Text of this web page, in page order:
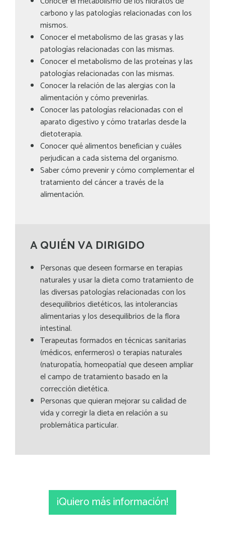
carbono y las patologías relacionadas con los
mismos.
Conocer el metabolismo de las grasas y las
patologías relacionadas con las mismas.
Conocer el metabolismo de las proteínas y las
patologías relacionadas con las mismas.
Conocer la relación de las alergias con la
alimentación y cómo prevenirlas.
Conocer las patologías relacionadas con el
aparato digestivo y cómo tratarlas desde la
dietoterapia.
Conocer qué alimentos benefician y cuáles
perjudican a cada sistema del organismo.
Saber cómo prevenir y cómo complementar el
tratamiento del cáncer a través de la
alimentación.
A QUIÉN VA DIRIGIDO
Personas que deseen formarse en terapias
naturales y usar la dieta como tratamiento de
las diversas patologías relacionadas con los
desequilibrios dietéticos, las intolerancias
alimentarias y los desequilibrios de la flora
intestinal.
Terapeutas formados en técnicas sanitarias
(médicos, enfermeros) o terapias naturales
(naturopatía, homeopatía) que deseen ampliar
el campo de tratamiento basado en la
corrección dietética.
Personas que quieran mejorar su calidad de
vida y corregir la dieta en relación a su
problemática particular.
¡Quiero más información!